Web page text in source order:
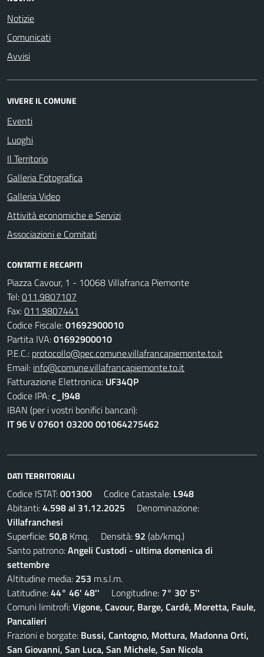
Notizie
Comunicati
Avvisi
VIVERE IL COMUNE
Eventi
Luoghi
Il Territorio
Galleria Fotografica
Galleria Video
Attività economiche e Servizi
Associazioni e Comitati
CONTATTI E RECAPITI
Piazza Cavour, 1 - 10068 Villafranca Piemonte
Tel:011.9807107
Fax:011.9807441
Codice Fiscale:01692900010
Partita IVA:01692900010
P.E.C.: protocollo@pec.comune.villafrancapiemonte.to.it
Email: info@comune.villafrancapiemonte.to.it
Fatturazione Elettronica: UF34QP
Codice IPA:c_l948
IBAN (per i vostri bonifici bancari):
IT 96 V 07601 03200 001064275462
DATI TERRITORIALI
Codice ISTAT:001300 Codice Catastale: L948
Abitanti:4.598 al 31.12.2025 Denominazione:
Villafranchesi
Superficie: 50,8 Kmq. Densità:92 (ab/kmq.)
Santo patrono:Angeli Custodi - ultima domenica di
settembre
Altitudine media: 253 m.s.l.m.
Latitudine:44° 46' 48'' Longitudine: 7° 30' 5''
Comuni limitrofi:Vigone, Cavour, Barge, Cardè, Moretta, Faule,
Pancalieri
Frazioni e borgate: Bussi, Cantogno, Mottura, Madonna Orti,
San Giovanni, San Luca, San Michele, San Nicola